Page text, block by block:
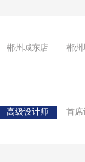
郴州城东店 郴州
高级设计师 首席